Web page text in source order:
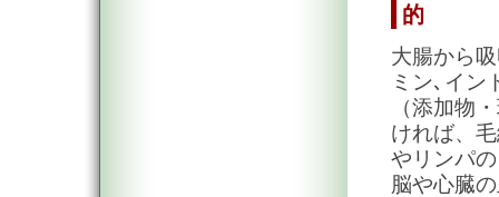
的
大腸から
ミン､イン
（添加物
ければ、
やリンパ
脳や心臓